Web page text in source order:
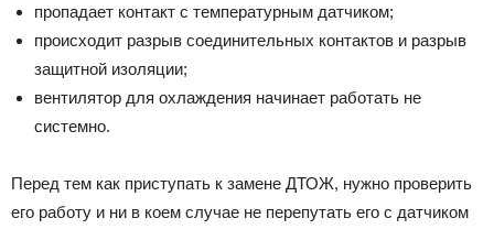
пропадает контакт с температурным датчиком;
происходит разрыв соединительных контактов и разрыв
защитной изоляции;
вентилятор для охлаждения начинает работать не
системно.
Перед тем как приступать к замене ДТОЖ, нужно проверить
его работу и ни в коем случае не перепутать его с датчиком